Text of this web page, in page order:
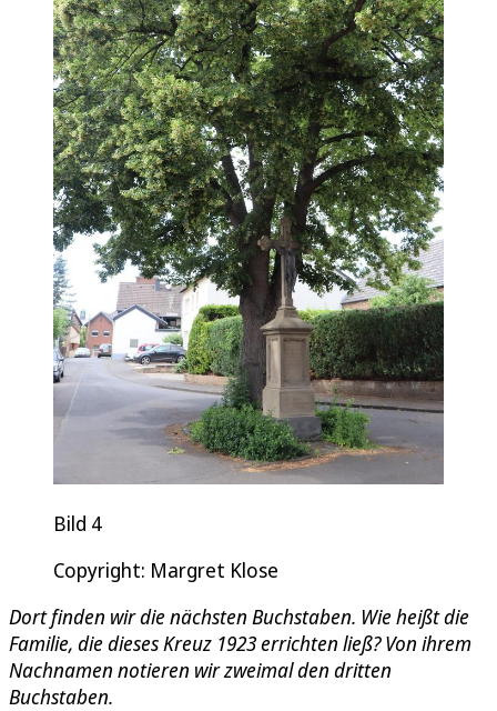
Bild 4
Copyright: Margret Klose
Dort finden wir die nächsten Buchstaben. Wie heißt die
Familie, die dieses Kreuz 1923 errichten ließ? Von ihrem
Nachnamen notieren wir zweimal den dritten
Buchstaben.